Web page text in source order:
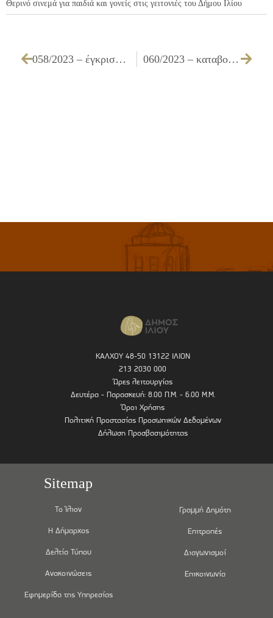
Θερινό σινεμά για παιδιά και γονείς στις γειτονιές του Δήμου Ιλίου
058/2023 – έγκριση πρακτικού δημοπρασίας που αφορά στη Μίσθωση ακινήτου με σκοπό για τη στέγαση του «Δικτύου Αγωγής Υγείας Φώφη Γεννηματά» 060/2023 – καταβολή αποζημίωσης σε Ευάγγελο ΑΡΓΥΡΙΑΔΗ
ΚΑΛΧΟΥ 48-50 13122 ΙΛΙΟΝ
213 2030 000
Ώρες λειτουργίας
Δευτέρα - Παρασκευή: 8.00 Π.Μ. - 6.00 Μ.Μ.
Όροι Χρήσης
Πολιτική Προστασίας Προσωπικών Δεδομένων
Δήλωση Προσβασιμότητας
Sitemap
Το Ίλιον
Η Δήμαρχος
Δελτία Τύπου
Ανακοινώσεις
Εφημερίδα της Υπηρεσίας
Γραμμή Δημότη
Επιτροπές
Διαγωνισμοί
Επικοινωνία